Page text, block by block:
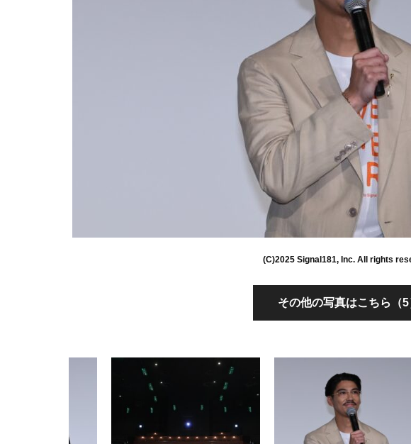
(C)2025 Signal181, Inc. All rights
その他の写真はこちら（5